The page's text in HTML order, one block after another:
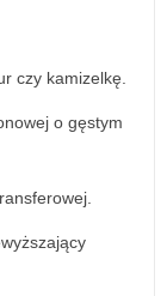
czy kamizelkę.
o gęstym